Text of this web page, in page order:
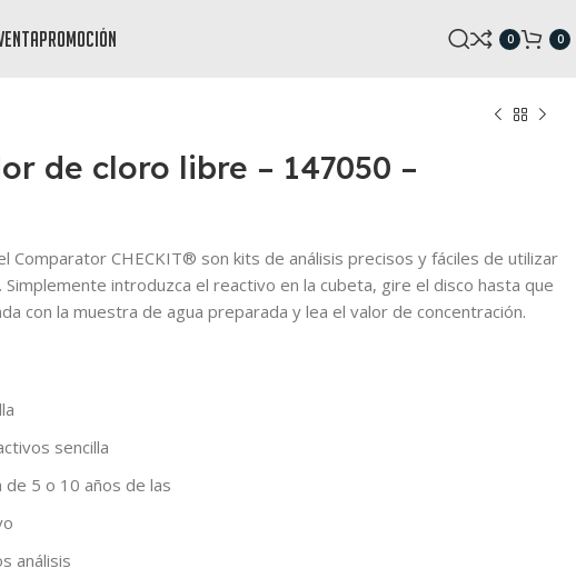
promoción 0 0
de cloro libre – 147050 –
Comparator CHECKIT® son kits de análisis precisos y fáciles de utilizar
Simplemente introduzca el reactivo en la cubeta, gire el disco hasta que
con la muestra de agua preparada y lea el valor de concentración.
sencilla
de 5 o 10 años de las
análisis